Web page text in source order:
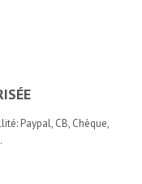
Paypal, CB, Chèque,